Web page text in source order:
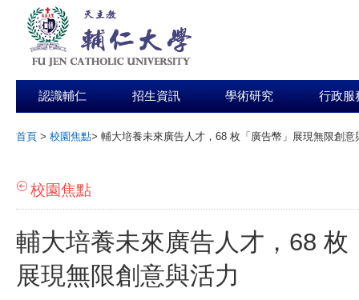
認識輔仁 招生資訊 學術研究 行政服
首頁 > 校園焦點> 輔大培養未來廣告人才，68 枚「廣告幣」展現無限創意
校園焦點
輔大培養未來廣告人才，68 枚
展現無限創意與活力